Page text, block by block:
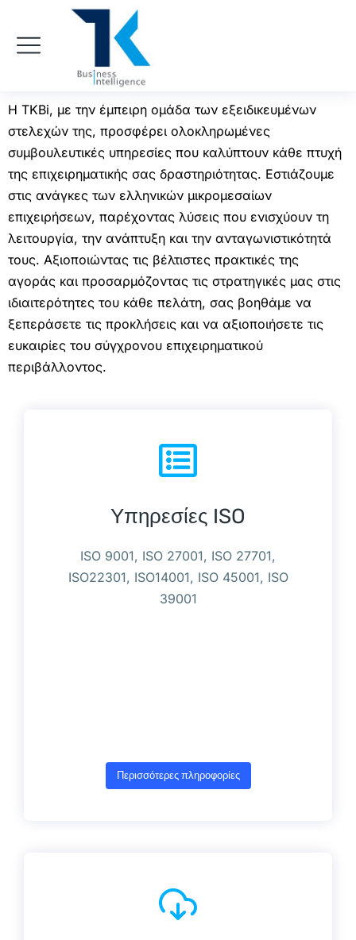
Η TKBi, με την έμπειρη ομάδα των εξειδικευμένων
στελεχών της, προσφέρει ολοκληρωμένες
συμβουλευτικές υπηρεσίες που καλύπτουν κάθε πτυχή
της επιχειρηματικής σας δραστηριότητας. Εστιάζουμε
στις ανάγκες των ελληνικών μικρομεσαίων
επιχειρήσεων, παρέχοντας λύσεις που ενισχύουν τη
λειτουργία, την ανάπτυξη και την ανταγωνιστικότητά
τους. Αξιοποιώντας τις βέλτιστες πρακτικές της
αγοράς και προσαρμόζοντας τις στρατηγικές μας στις
ιδιαιτερότητες του κάθε πελάτη, σας βοηθάμε να
ξεπεράσετε τις προκλήσεις και να αξιοποιήσετε τις
ευκαιρίες του σύγχρονου επιχειρηματικού
περιβάλλοντος.
Υπηρεσίες ISO
ISO 9001, ISO 27001, ISO 27701,
ISO22301, ISO14001, ISO 45001, ISO
39001
Περισσότερες πληροφορίες